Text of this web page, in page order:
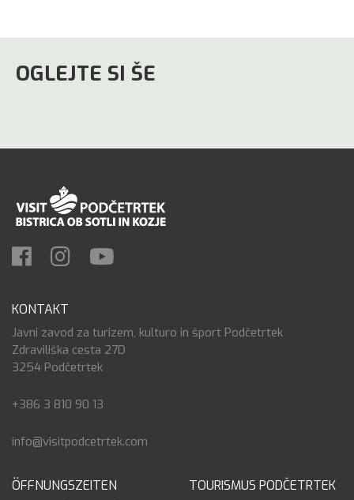
OGLEJTE SI ŠE
KONTAKT
Javni zavod za turizem, kulturo in šport Podčetrtek
Zdraviliška cesta 27D
3254 Podčetrtek
+386 3 810 90 13
info@visitpodcetrtek.com
ÖFFNUNGSZEITEN TOURISMUS PODČETRTEK